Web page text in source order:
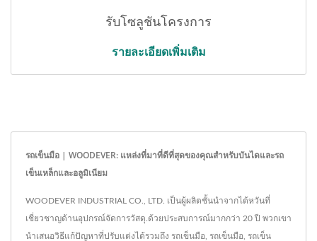
รับโซลูชันโครงการ
รายละเอียดเพิ่มเติม
รถเข็นมือ | WOODEVER: แหล่งที่มาที่ดีที่สุดของคุณสำหรับบันไดและรถ
เข็นเหล็กและอลูมิเนียม
WOODEVER INDUSTRIAL CO., LTD. เป็นผู้ผลิตชั้นนำจากไต้หวันที่
เชี่ยวชาญด้านอุปกรณ์จัดการวัสดุ.ด้วยประสบการณ์มากกว่า 20 ปี พวกเขา
นำเสนอวิธีแก้ปัญหาที่ปรับแต่งได้รวมถึง รถเข็นมือ, รถเข็นมือ, รถเข็น